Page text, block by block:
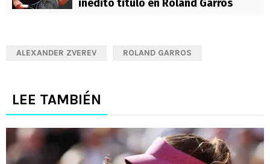
inédito título en Roland Garros
ALEXANDER ZVEREV ROLAND GARROS
LEE TAMBIÉN